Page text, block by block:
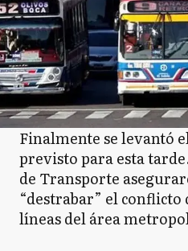
Finalmente se levantó
previsto para esta
de Transporte
“destrabar” el conflicto
líneas del área